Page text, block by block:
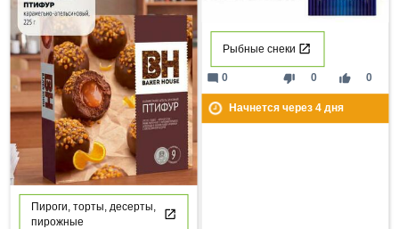
Рыбные снеки
thumb_down 0 thumb_up 0
mode_comment 0
Начнется через 4дня
Пироги, торты, десерты,
пирожные